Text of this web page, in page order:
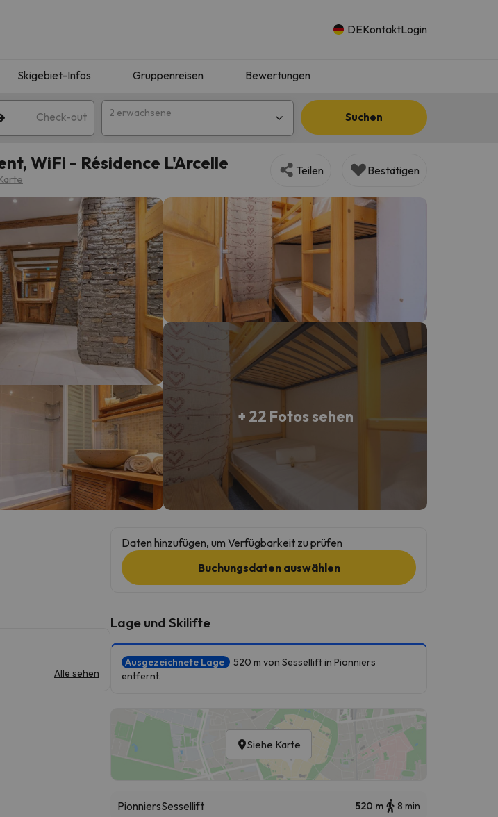
DEKontaktLogin
Skigebiet-Infos Gruppenreisen Bewertungen
Check-out 2 erwachsene Suchen
Versuchen Sie, das Ziel zu ändern.
gefunden hat, wird er zurück sein.
WiFi - Résidence L'Arcelle Teilen Bestätigen
+ 22 Fotos sehen
Alle sehen
Daten hinzufügen, um Verfügbarkeit zu prüfen
Buchungsdaten auswählen
Lage und Skilifte
Ausgezeichnete Lage
520 m von Sessellift in Pionniers
entfernt.
Siehe Karte
PionniersSessellift 520 m 8 min